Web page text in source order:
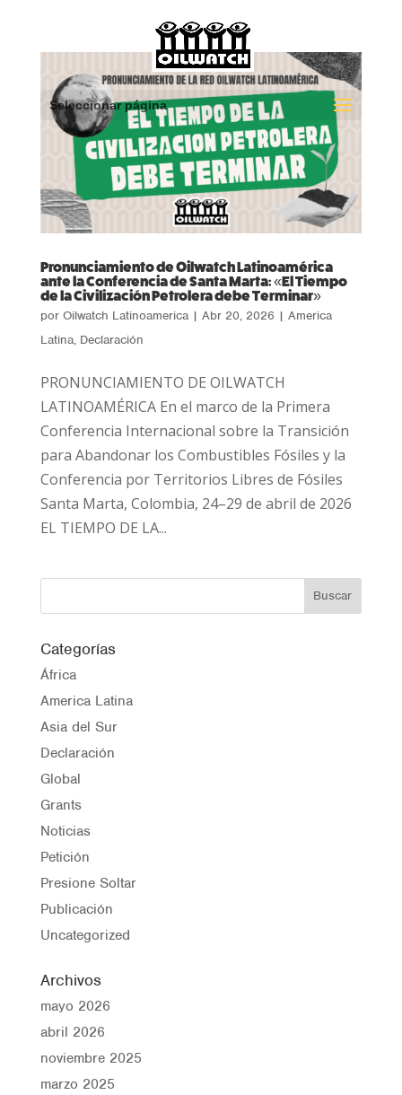
Seleccionar página
Pronunciamiento de Oilwatch Latinoamérica
ante la Conferencia de Santa Marta: «El Tiempo
de la Civilización Petrolera debe Terminar»
por Oilwatch Latinoamerica| Abr 20, 2026 | America
Latina, Declaración
PRONUNCIAMIENTO DE OILWATCH
LATINOAMÉRICA En el marco de la Primera
Conferencia Internacional sobre la Transición
para Abandonar los Combustibles Fósiles y la
Conferencia por Territorios Libres de Fósiles
Santa Marta, Colombia, 24–29 de abril de 2026
EL TIEMPO DE LA...
Categorías
África
America Latina
Asia del Sur
Declaración
Global
Grants
Noticias
Petición
Presione Soltar
Publicación
Uncategorized
Archivos
mayo 2026
abril 2026
noviembre 2025
marzo 2025